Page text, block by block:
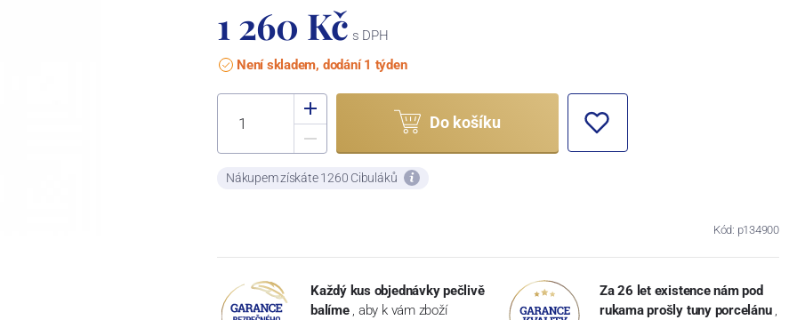
1 260 Kč s DPH
Není skladem, dodání 1 týden
Do košíku
Nákupem získáte 1260 Cibuláků
Kód: p134900
Každý kus objednávky pečlivě
balíme , aby k vám zboží
Za 26 let existence nám pod
rukama prošly tuny porcelánu ,